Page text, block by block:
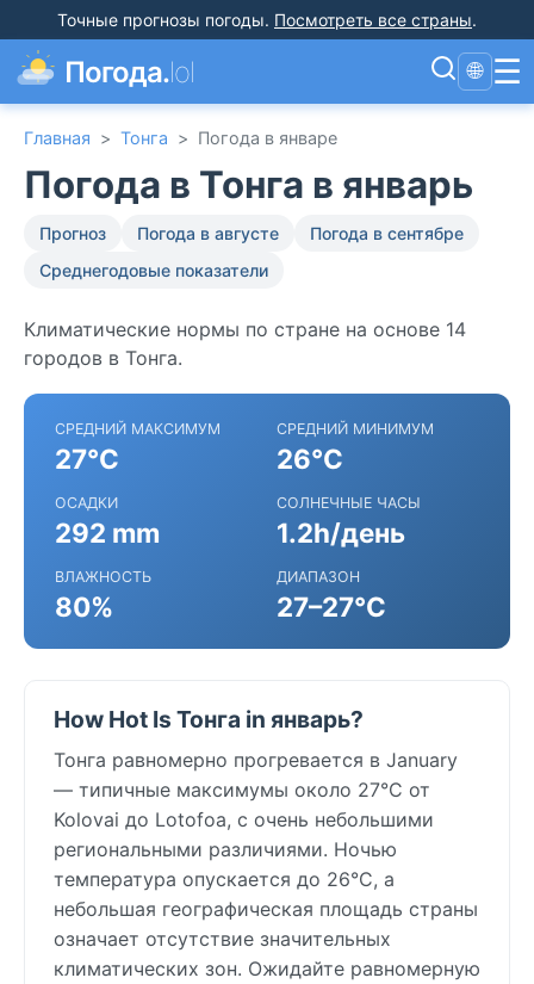
Точные прогнозы погоды. Посмотреть все страны.
Погода.lol 🌐 ☰
Главная > Тонга > Погода в январе
Погода в Тонга в январь
Прогноз Погода в августе
Погода в сентябре
Среднегодовые показатели
Климатические нормы по стране на основе 14
городов в Тонга.
СРЕДНИЙ МАКСИМУМ
27°C
СРЕДНИЙ МИНИМУМ
26°C
ОСАДКИ
292 mm
СОЛНЕЧНЫЕ ЧАСЫ
1.2h/день
ВЛАЖНОСТЬ
80%
ДИАПАЗОН
27–27°C
How Hot Is Тонга in январь?
Тонга равномерно прогревается в January
— типичные максимумы около 27°C от
Kolovai до Lotofoa, с очень небольшими
региональными различиями. Ночью
температура опускается до 26°C, а
небольшая географическая площадь страны
означает отсутствие значительных
климатических зон. Ожидайте равномерную